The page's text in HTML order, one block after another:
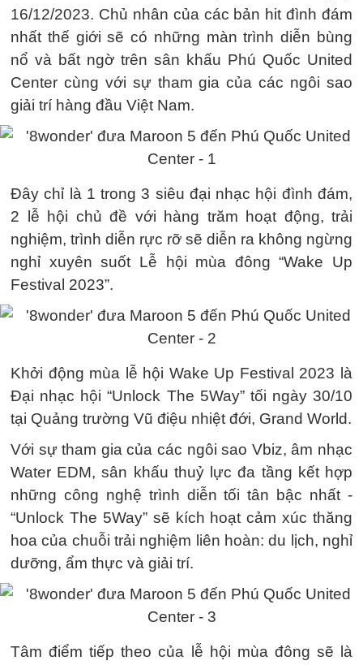
16/12/2023. Chủ nhân của các bản hit đình đám
nhất thế giới sẽ có những màn trình diễn bùng
nổ và bất ngờ trên sân khấu Phú Quốc United
Center cùng với sự tham gia của các ngôi sao
giải trí hàng đầu Việt Nam.
Đây chỉ là 1 trong 3 siêu đại nhạc hội đình đám,
2 lễ hội chủ đề với hàng trăm hoạt động, trải
nghiệm, trình diễn rực rỡ sẽ diễn ra không ngừng
nghỉ xuyên suốt Lễ hội mùa đông “Wake Up
Festival 2023”.
Khởi động mùa lễ hội Wake Up Festival 2023 là
Đại nhạc hội “Unlock The 5Way” tối ngày 30/10
tại Quảng trường Vũ điệu nhiệt đới, Grand World.
Với sự tham gia của các ngôi sao Vbiz, âm nhạc
Water EDM, sân khấu thuỷ lực đa tầng kết hợp
những công nghệ trình diễn tối tân bậc nhất -
“Unlock The 5Way” sẽ kích hoạt cảm xúc thăng
hoa của chuỗi trải nghiệm liên hoàn: du lịch, nghỉ
dưỡng, ẩm thực và giải trí.
Tâm điểm tiếp theo của lễ hội mùa đông sẽ là